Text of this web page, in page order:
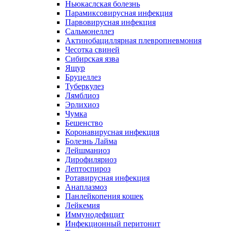
Ньюкаслская болезнь
Парамиксовирусная инфекция
Парвовирусная инфекция
Сальмонеллез
Актинобациллярная плевропневмония
Чесотка свиней
Сибирская язва
Ящур
Бруцеллез
Туберкулез
Лямблиоз
Эрлихиоз
Чумка
Бешенство
Коронавирусная инфекция
Болезнь Лайма
Лейшманиоз
Дирофиляриоз
Лептоспироз
Ротавирусная инфекция
Анаплазмоз
Панлейкопения кошек
Лейкемия
Иммунодефицит
Инфекционный перитонит